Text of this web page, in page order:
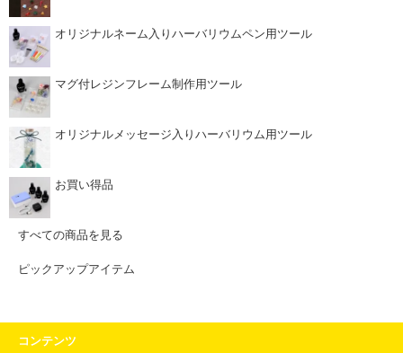
オリジナルネーム入りハーバリウムペン用ツール
マグ付レジンフレーム制作用ツール
オリジナルメッセージ入りハーバリウム用ツール
お買い得品
すべての商品を見る
ピックアップアイテム
コンテンツ